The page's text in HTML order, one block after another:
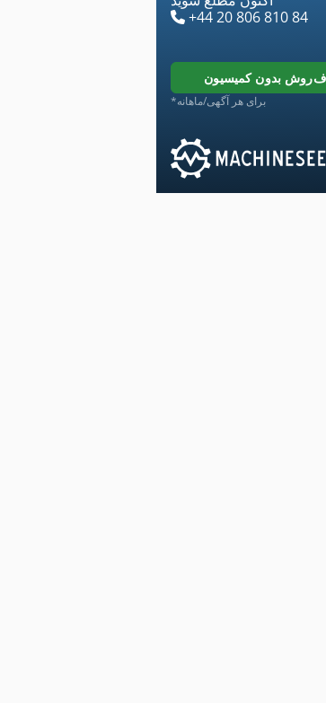
+44 20 806 810 84
فروش بدون کمیسیون
*برای هر آگهی/ماهانه